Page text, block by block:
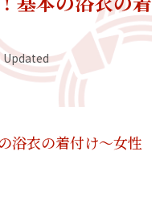
Updated
浴衣の着付け～女性